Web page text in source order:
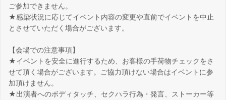
ご参加できません。
★感染状況に応じてイベント内容の変更や直前でイベントを中止
とさせていただく場合がございます。
【会場での注意事項】
★イベントを安全に進行するため、お客様の手荷物チェックをさ
せて頂く場合がございます。ご協力頂けない場合はイベントに参
加頂けません。
★出演者へのボディタッチ、セクハラ行為・発言、ストーカー等